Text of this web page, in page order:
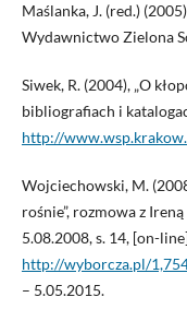
Maślanka, J. (red.)
Wydawnictwo Zielona
Siwek, R. (2004), „O
bibliografiach i
http://
Wojciechowski, M.
rośnie”, rozmowa z
5.08.2008, s. 14, [on-
http://wyborcza.pl/
– 5.05.2015.